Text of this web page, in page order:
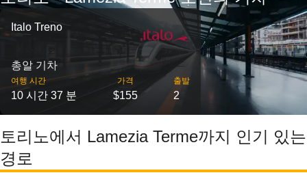
Italo Treno
총알 기차
여행 시간
10 시간 37 분
가격
$155
출발
2
토리노에서 Lamezia Terme까지 인기 있는
경로